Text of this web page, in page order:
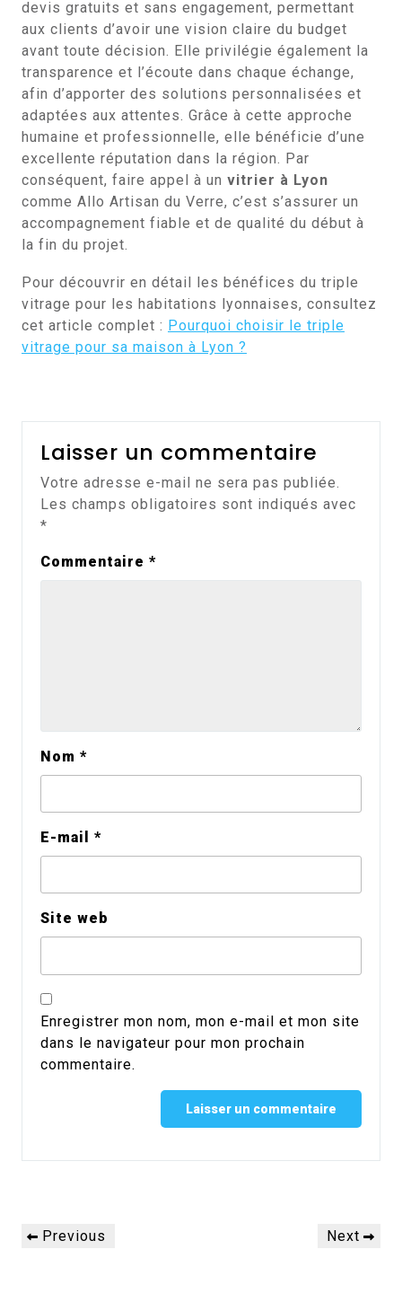
devis gratuits et sans engagement, permettant
aux clients d’avoir une vision claire du budget
avant toute décision. Elle privilégie également la
transparence et l’écoute dans chaque échange,
afin d’apporter des solutions personnalisées et
adaptées aux attentes. Grâce à cette approche
humaine et professionnelle, elle bénéficie d’une
excellente réputation dans la région. Par
conséquent, faire appel à un vitrier à Lyon
comme Allo Artisan du Verre, c’est s’assurer un
accompagnement fiable et de qualité du début à
la fin du projet.
Pour découvrir en détail les bénéfices du triple
vitrage pour les habitations lyonnaises, consultez
cet article complet : Pourquoi choisir le triple
vitrage pour sa maison à Lyon ?
Laisser un commentaire
Votre adresse e-mail ne sera pas publiée.
Les champs obligatoires sont indiqués avec
*
Commentaire *
Nom *
E-mail *
Site web
Enregistrer mon nom, mon e-mail et mon site
dans le navigateur pour mon prochain
commentaire.
Navigation
dePrevious
Previous
Next
Next